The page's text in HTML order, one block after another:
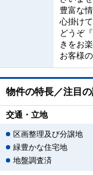
豊富な
心掛けて
どうぞ
きをお
お客様
物件の特長／注目
交通・立地
区画整理及び分譲地
緑豊かな住宅地
地盤調査済